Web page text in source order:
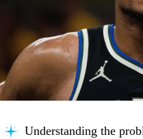
Understanding the